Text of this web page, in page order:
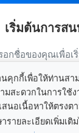
เริ่มต้นการส
กชื่อของคุณเพื่อเ
คุกกี้เพื่อให้ท่านสา
มสะดวกในการใช้
สนอเนื้อหาให้ตรง
ายละเอียดเพิ่มเติ
บ.อำนวยความสด
วยงานภาครัฐ
ารบริหารจังหวัดช
องค์การบริหารส่วน
ว็บไซต์นี้. องค์การบ
ประสบการณ์และ
กด “ยอมรับ” หรื